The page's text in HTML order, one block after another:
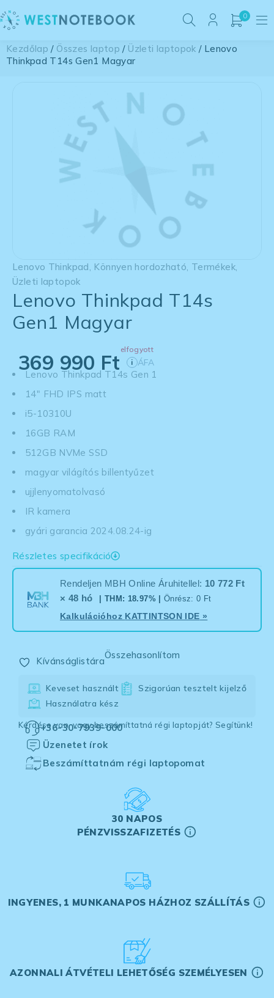
0
Kezdőlap / Összes laptop / Üzleti laptopok / Lenovo
Thinkpad T14s Gen1 Magyar
Lenovo Thinkpad Könnyen hordozható Termékek,
Üzleti laptopok
Lenovo Thinkpad T14s
Gen1 Magyar
elfogyott
369 990 Ft i ÁFA
Lenovo Thinkpad T14s Gen 1
14" FHD IPS matt
i5-10310U
16GB RAM
512GB NVMe SSD
magyar világítós billentyűzet
ujjlenyomatolvasó
IR kamera
gyári garancia 2024.08.24-ig
Részletes specifikáció
Rendeljen MBH Online Áruhitellel: 10 772 Ft
× 48 hó
| THM: 18.97% | Önrész: 0 Ft
Kalkulációhoz KATTINTSON IDE »
Kívánságlistára
Összehasonlítom
Keveset használt
Szigorúan tesztelt kijelző
Használatra kész
Kérdése van, vagy beszámíttatná régi laptopját? Segítünk!
+36-30-7939-000
Üzenetet írok
Beszámíttatnám régi laptopomat
30 NAPOS
PÉNZVISSZAFIZETÉS
INGYENES, 1 MUNKANAPOS HÁZHOZ SZÁLLÍTÁS
AZONNALI ÁTVÉTELI LEHETŐSÉG SZEMÉLYESEN